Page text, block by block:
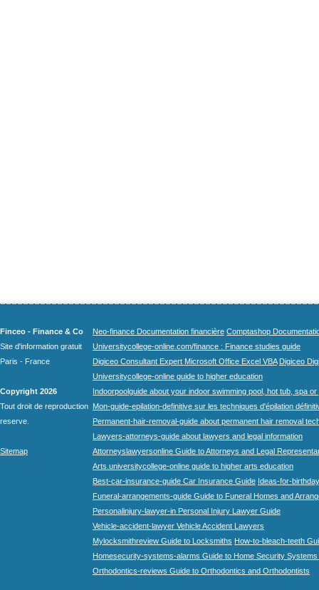
Finceo - Finance & Co
Site d'information gratuit
Paris - France
Copyright 2026
Tout droit de reproduction
reserve.
Sitemap
Neo-finance Documentation financière Comptashop
Universitycollege-online.com/finance : Finance studies guide
Digiceo Consultant Expert Microsoft Office Excel VBA Digiceo
Universitycollege-online guide to higher education
Indoorpoolguide about your indoor swimming pool, hot tub, spa
Mon-guide-epilation-definitive sur les techniques d'épilation
Permanent-hair-removal-guide about permanent hair removal
Lawyers-attorneys-guide about lawyers and legal information
Attorneyslawyersonline Guide to Attorneys and Legal
Arts.universitycollege-online guide to higher arts education
Best-car-insurance-guide Car Insurance Guide Ideas-for-
Funeral-arrangements-guide Guide to Funeral Homes and
Personalinjury-lawyer-in Personal Injury Lawyer Guide
Vehicle-accident-lawyer Vehicle Accident Lawyers
Mylocksmithreview Guide to Locksmiths How-to-bleach-teeth
Homesecurity-systems-alarms Guide to Home Security Systems
Orthodontics-reviews Guide to Orthodontics and Orthodontists